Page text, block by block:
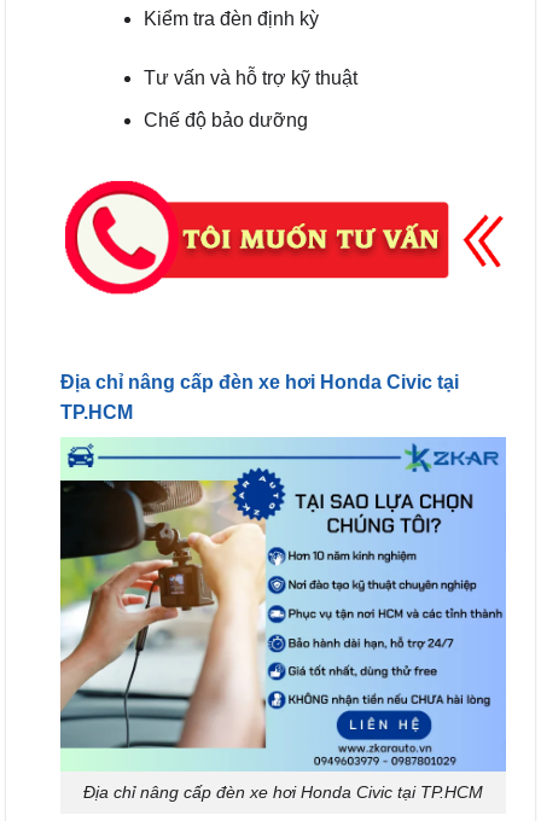
Kiểm tra đèn định kỳ
Tư vấn và hỗ trợ kỹ thuật
Chế độ bảo dưỡng
Địa chỉ nâng cấp đèn xe hơi Honda Civic tại
TP.HCM
Địa chỉ nâng cấp đèn xe hơi Honda Civic tại TP.HCM